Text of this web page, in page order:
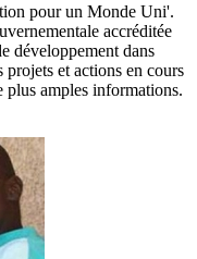
pour un Monde Uni'.
accréditée
développement dans
et actions en cours
plus amples informations.